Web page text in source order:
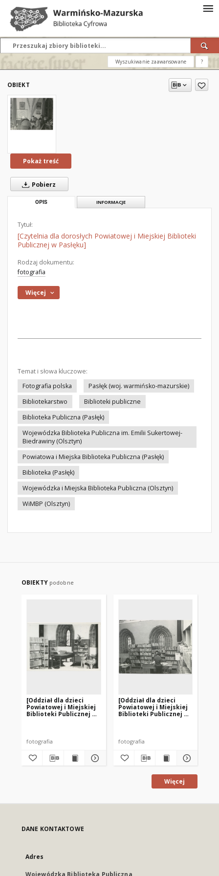
Wyszukiwanie zaawansowane ?
OBIEKT
Pokaż treść
Pobierz
OPIS INFORMACJE
Tytuł:
[Czytelnia dla dorosłych Powiatowej i Miejskiej Biblioteki
Publicznej w Pasłęku]
Rodzaj dokumentu:
fotografia
Więcej
Temat i słowa kluczowe:
Fotografia polska
Pasłęk (woj. warmińsko-mazurskie)
Bibliotekarstwo
Biblioteki publiczne
Biblioteka Publiczna (Pasłęk)
Wojewódzka Biblioteka Publiczna im. Emilii Sukertowej-
Biedrawiny (Olsztyn)
Powiatowa i Miejska Biblioteka Publiczna (Pasłęk)
Biblioteka (Pasłęk)
Wojewódzka i Miejska Biblioteka Publiczna (Olsztyn)
WiMBP (Olsztyn)
OBIEKTY podobne
[Oddział dla dzieci
Powiatowej i Miejskiej
Biblioteki Publicznej w
fotografia
[Oddział dla dzieci
Powiatowej i Miejskiej
Biblioteki Publicznej w
fotografia
Więcej
DANE KONTAKTOWE
Adres
Wojewódzka Biblioteka Publiczna